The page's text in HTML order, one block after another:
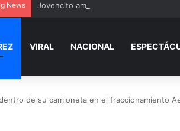
News Jovencito amor.dazado y eje.cutado en
VIRAL NACIONAL
de su camioneta en el fraccionamiento